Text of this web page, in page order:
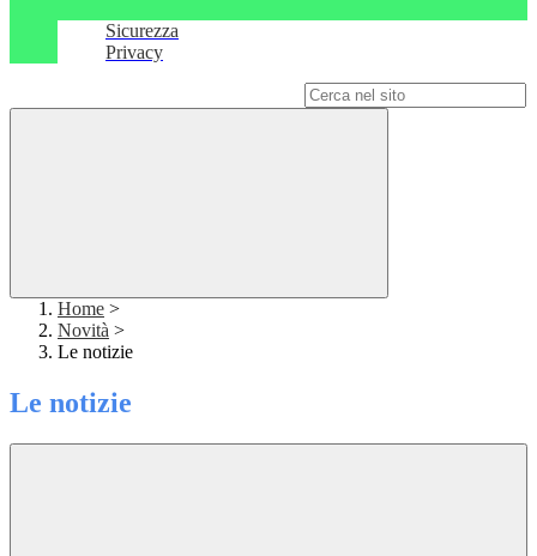
Sicurezza
Privacy
Home >
Novità >
Le notizie
Le notizie